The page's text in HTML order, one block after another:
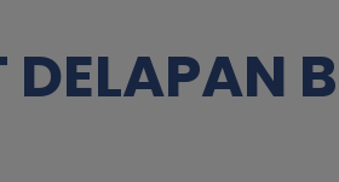
DELAPAN